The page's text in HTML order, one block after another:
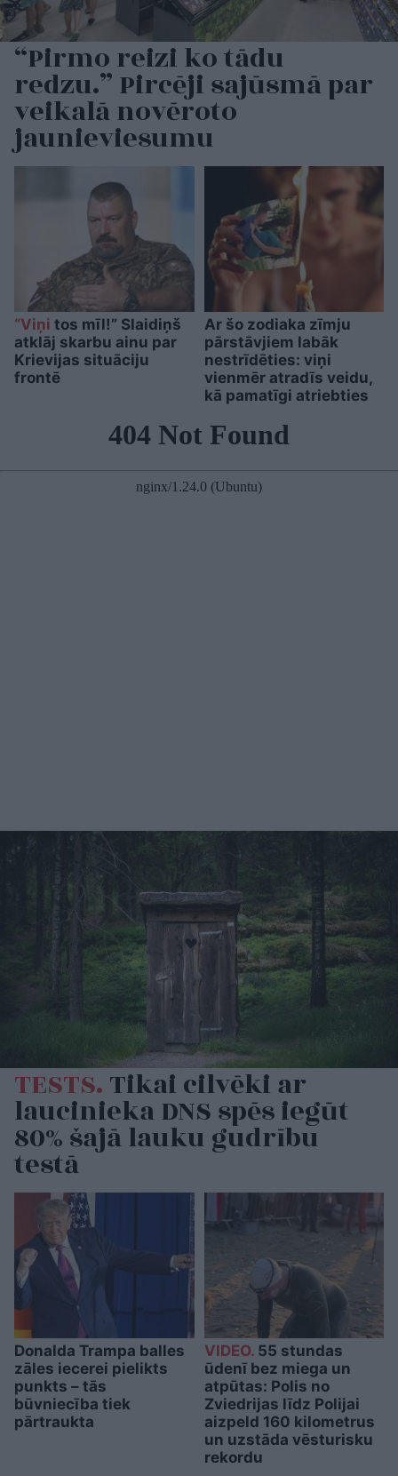
“Pirmo reizi ko tādu
redzu.” Pircēji sajūsmā par
veikalā novēroto
jaunieviesumu
“Viņi tos mīl!” Slaidiņš
atklāj skarbu ainu par
Krievijas situāciju
frontē
Ar šo zodiaka zīmju
pārstāvjiem labāk
nestrīdēties: viņi
vienmēr atradīs veidu,
kā pamatīgi atriebties
TESTS.Tikai cilvēki ar
laucinieka DNS spēs iegūt
80% šajā lauku gudrību
testā
Donalda Trampa balles
zāles iecerei pielikts
punkts – tās
būvniecība tiek
pārtraukta
VIDEO.55 stundas
ūdenī bez miega un
atpūtas: Polis no
Zviedrijas līdz Polijai
aizpeld 160 kilometrus
un uzstāda vēsturisku
rekordu